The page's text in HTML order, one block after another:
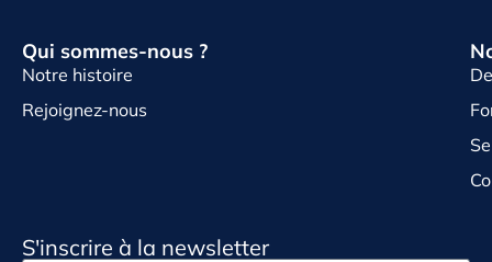
Qui sommes-nous ?
Notre histoire
Rejoignez-nous
S'inscrire à la newsletter